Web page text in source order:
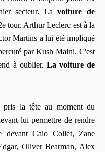
secteur. Lavoiture de
tour. Arthur Leclerc est à la
Martins a lui été impliqué
par Kush Maini. C'est
à oublier. La voiture de
pris la tête au moment du
lui permettre de rendre
Caio Collet, Zane
Oliver Bearman, Alex